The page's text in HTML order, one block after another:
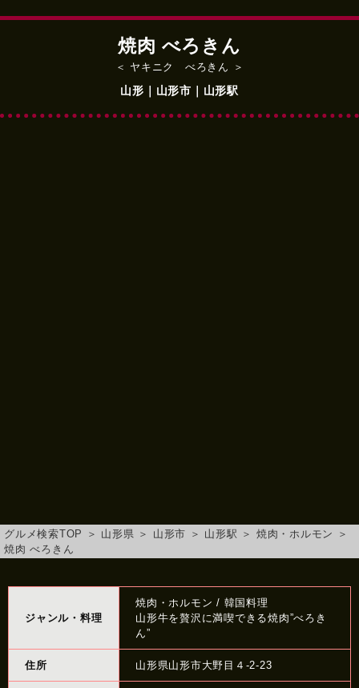
焼肉 べろきん
＜ ヤキニク べろきん ＞
山形｜山形市｜山形駅
グルメ検索TOP ＞ 山形県 ＞ 山形市 ＞ 山形駅 ＞ 焼肉・ホルモン
＞
焼肉 べろきん
ジャンル・料理
焼肉・ホルモン / 韓国料理
山形牛を贅沢に満喫できる焼肉”べろき
ん”
住所 山形県山形市大野目４-2-23